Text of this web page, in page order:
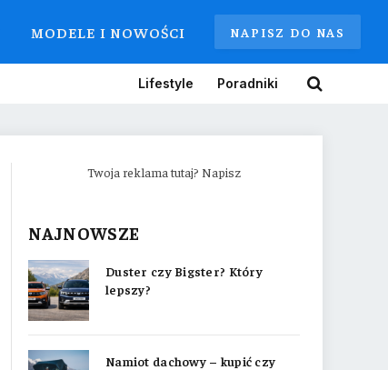
MODELE I NOWOŚCI NAPISZ DO NAS
Lifestyle Poradniki
Twoja reklama tutaj? Napisz
NAJNOWSZE
Duster czy Bigster? Który
lepszy?
Namiot dachowy – kupić czy